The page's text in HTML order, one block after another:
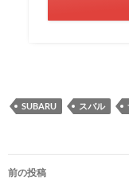
SUBARU スバル
投
前の投稿